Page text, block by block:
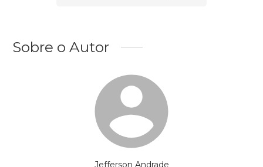
Sobre o Autor
Jefferson Andrade